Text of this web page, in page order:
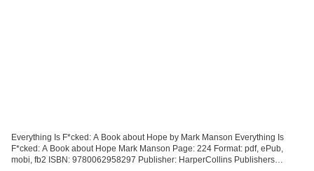
Everything Is F*cked: A Book about Hope by Mark Manson Everything Is
F*cked: A Book about Hope Mark Manson Page: 224 Format: pdf, ePub,
mobi, fb2 ISBN: 9780062958297 Publisher: HarperCollins Publishers